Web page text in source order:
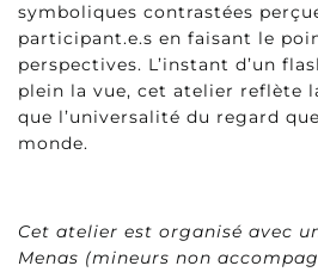
symboliques contrastées
participant.e.s en faisant le
perspectives. L’instant d’un
plein la vue, cet atelier reflète
que l’universalité du regard
monde.
Cet atelier est organisé avec
Menas (mineurs non